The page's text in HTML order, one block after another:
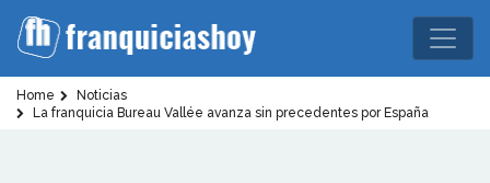
Home
Noticias
La franquicia Bureau Vallée avanza sin precedentes por España